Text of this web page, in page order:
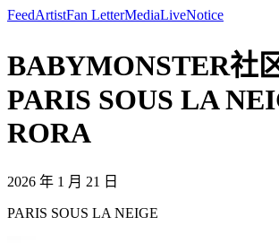
FeedArtistFan LetterMediaLiveNotice
BABYMONSTER社
PARIS SOUS LA
RORA
2026 年 1 月 21 日
PARIS SOUS LA NEIGE